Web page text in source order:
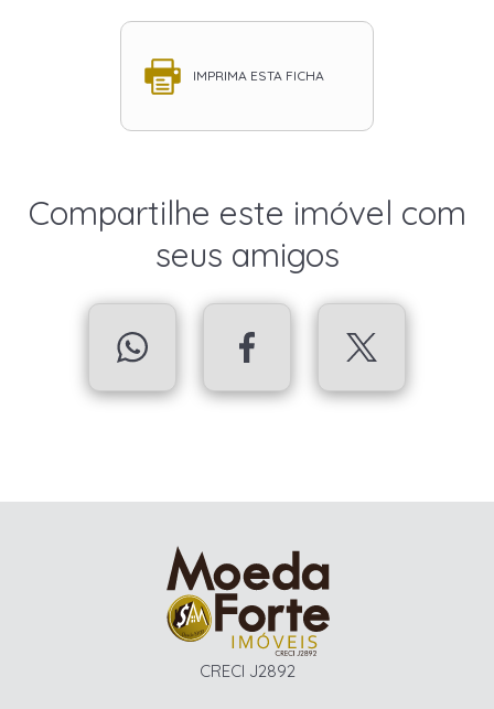
IMPRIMA ESTA FICHA
Compartilhe este imóvel com
seus amigos
CRECI J2892